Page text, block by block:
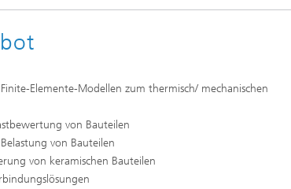
Oxidkeramik
Elemente-Modellen zum thermisch/ mechanischen
von Bauteilen
von Bauteilen
von keramischen Bauteilen